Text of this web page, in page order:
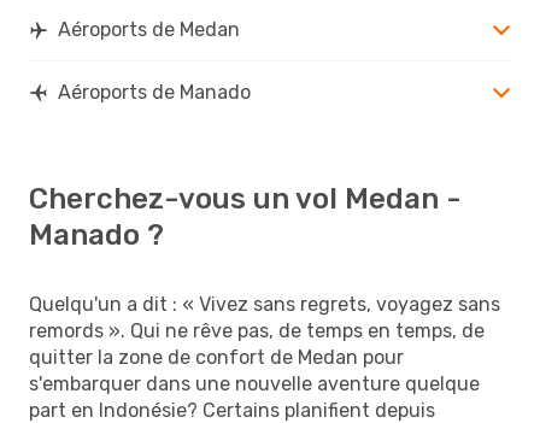
Aéroports de Medan
Aéroports de Manado
Cherchez-vous un vol Medan -
Manado ?
Quelqu'un a dit : « Vivez sans regrets, voyagez sans
remords ». Qui ne rêve pas, de temps en temps, de
quitter la zone de confort de Medan pour
s'embarquer dans une nouvelle aventure quelque
part en Indonésie? Certains planifient depuis